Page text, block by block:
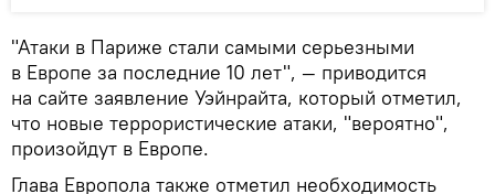
"Атаки в Париже стали самыми серьезными
в Европе за последние 10 лет", — приводится
на сайте заявление Уэйнрайта, который отметил,
что новые террористические атаки, "вероятно",
произойдут в Европе.
Глава Европола также отметил необходимость